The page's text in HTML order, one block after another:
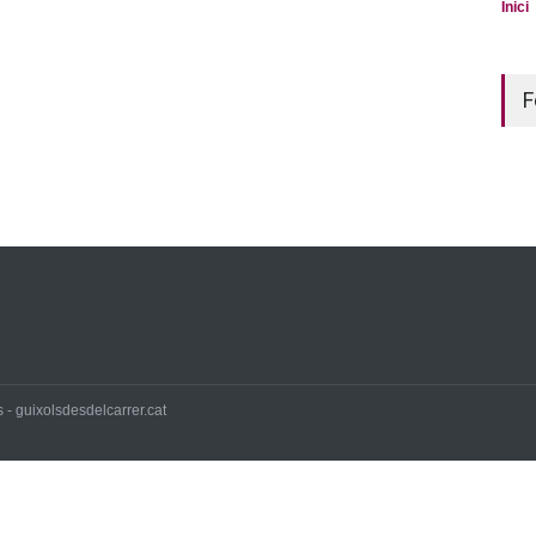
Inici
- guixolsdesdelcarrer.cat